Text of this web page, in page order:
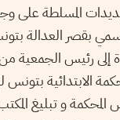
المسلطة على
بقصر العدالة
إلى رئيس الجمعية
الابتدائية بتونس
و تبليغ